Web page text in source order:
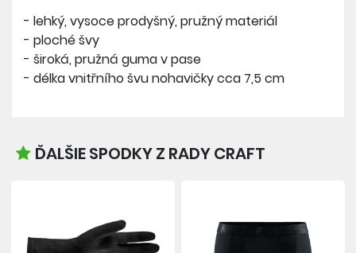
- lehký, vysoce prodyšný, pružný materiál
- ploché švy
- široká, pružná guma v pase
- délka vnitřního švu nohavičky cca 7,5 cm
ĎALŠIE SPODKY Z RADY CRAFT